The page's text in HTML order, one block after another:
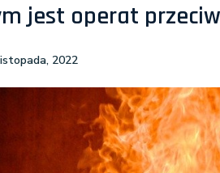
jest operat
2022